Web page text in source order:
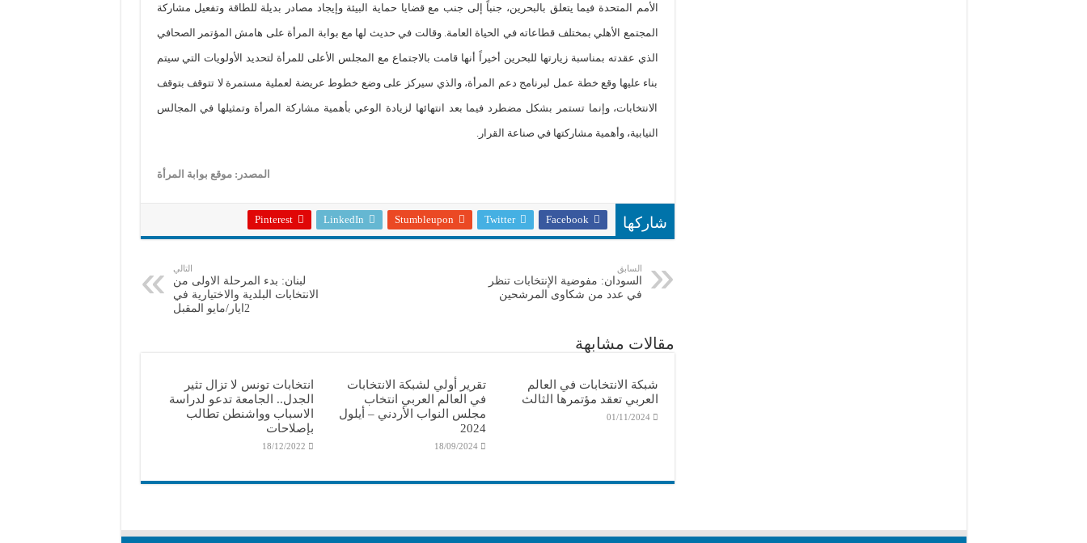
الأمم المتحدة فيما يتعلق بالبحرين، جنباً إلى جنب مع قضايا حماية البيئة وإيجاد مصادر بديلة للطاقة وتفعيل مشاركة
المجتمع الأهلي بمختلف قطاعاته في الحياة العامة. وقالت في حديث لها مع بوابة المرأة على هامش المؤتمر الصحافي
الذي عقدته بمناسبة زيارتها للبحرين أخيراً أنها قامت بالاجتماع مع المجلس الأعلى للمرأة لتحديد الأولويات التي سيتم
بناء عليها وقع خطة عمل لبرنامج دعم المرأة، والذي سيركز على وضع خطوط عريضة لعملية مستمرة لا تتوقف بتوقف
الانتخابات، وإنما تستمر بشكل مضطرد فيما بعد انتهائها لزيادة الوعي بأهمية مشاركة المرأة وتمثيلها في المجالس
النيابية، وأهمية مشاركتها في صناعة القرار.
المصدر: موقع بوابة المرأة
شاركها Facebook
Twitter
Stumbleupon
LinkedIn
Pinterest
السابق
السودان: مفوضية الإنتخابات تنظر
في عدد من شكاوى المرشحين
التالي
لبنان: بدء المرحلة الاولى من
الانتخابات البلدية والاختيارية في
2ايار/مايو المقبل
مقالات مشابهة
شبكة الانتخابات في العالم
العربي تعقد مؤتمرها الثالث
01/11/2024
تقرير أولي لشبكة الانتخابات
في العالم العربي انتخاب
مجلس النواب الأردني – أيلول
2024
18/09/2024
انتخابات تونس لا تزال تثير
الجدل.. الجامعة تدعو لدراسة
الاسباب وواشنطن تطالب
بإصلاحات
18/12/2022